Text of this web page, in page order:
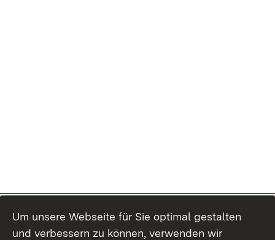
Um unsere Webseite für Sie optimal gestalten
und verbessern zu können, verwenden wir